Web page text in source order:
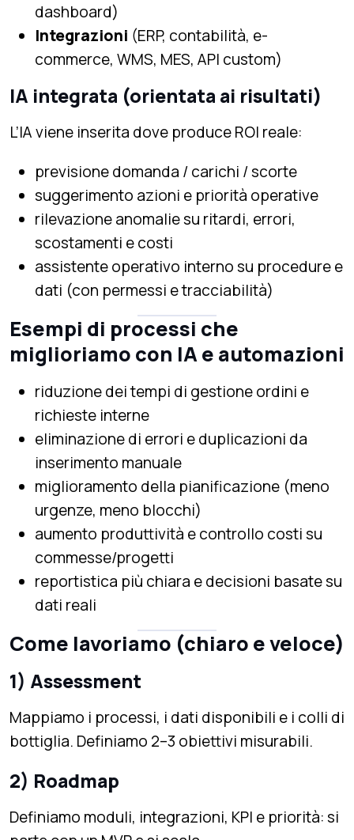
dashboard)
Integrazioni (ERP, contabilità, e-
commerce, WMS, MES, API custom)
IA integrata (orientata ai risultati)
L’IA viene inserita dove produce ROI reale:
previsione domanda / carichi / scorte
suggerimento azioni e priorità operative
rilevazione anomalie su ritardi, errori,
scostamenti e costi
assistente operativo interno su procedure e
dati (con permessi e tracciabilità)
Esempi di processi che
miglioriamo con IA e automazioni
riduzione dei tempi di gestione ordini e
richieste interne
eliminazione di errori e duplicazioni da
inserimento manuale
miglioramento della pianificazione (meno
urgenze, meno blocchi)
aumento produttività e controllo costi su
commesse/progetti
reportistica più chiara e decisioni basate su
dati reali
Come lavoriamo (chiaro e veloce)
1) Assessment
Mappiamo i processi, i dati disponibili e i colli di
bottiglia. Definiamo 2–3 obiettivi misurabili.
2) Roadmap
Definiamo moduli, integrazioni, KPI e priorità: si